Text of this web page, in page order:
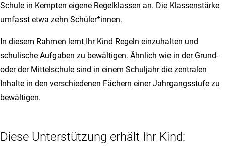
Schule in Kempten eigene Regelklassen an. Die Klassenstärke
umfasst etwa zehn Schüler*innen.
In diesem Rahmen lernt Ihr Kind Regeln einzuhalten und
schulische Aufgaben zu bewältigen. Ähnlich wie in der Grund-
oder der Mittelschule sind in einem Schuljahr die zentralen
Inhalte in den verschiedenen Fächern einer Jahrgangsstufe zu
bewältigen.
Diese Unterstützung erhält Ihr Kind: